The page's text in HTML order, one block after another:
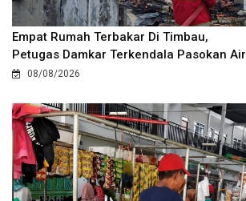
Empat Rumah Terbakar Di Timbau,
Petugas Damkar Terkendala Pasokan Air
08/08/2026